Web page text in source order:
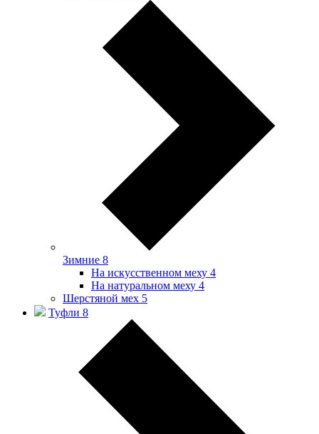
Зимние 8
На искусственном меху 4
На натуральном меху 4
Шерстяной мех 5
Туфли 8